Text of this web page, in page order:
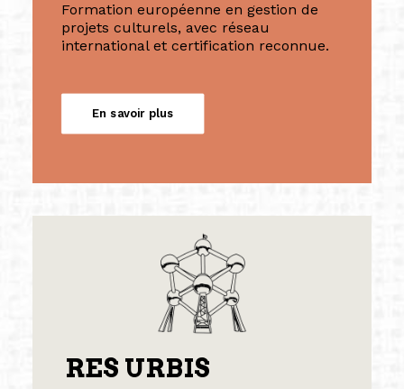
Formation européenne en gestion de
projets culturels, avec réseau
international et certification reconnue.
En savoir plus
RES URBIS